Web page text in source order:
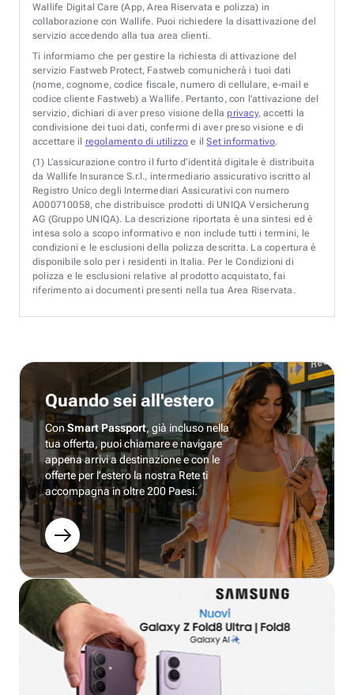
Wallife Digital Care (App, Area Riservata e polizza) in
collaborazione con Wallife. Puoi richiedere la disattivazione del
servizio accedendo alla tua area clienti.
Ti informiamo che per gestire la richiesta di attivazione del
servizio Fastweb Protect, Fastweb comunicherà i tuoi dati
(nome, cognome, codice fiscale, numero di cellulare, e-mail e
codice cliente Fastweb) a Wallife. Pertanto, con l’attivazione del
servizio, dichiari di aver preso visione della privacy, accetti la
condivisione dei tuoi dati, confermi di aver preso visione e di
accettare il regolamento di utilizzo e ilSet informativo.
(1) L’assicurazione contro il furto d’identità digitale è distribuita
da Wallife Insurance S.r.l., intermediario assicurativo iscritto al
Registro Unico degli Intermediari Assicurativi con numero
A000710058, che distribuisce prodotti di UNIQA Versicherung
AG (Gruppo UNIQA). La descrizione riportata è una sintesi ed è
intesa solo a scopo informativo e non include tutti i termini, le
condizioni e le esclusioni della polizza descritta. La copertura è
disponibile solo per i residenti in Italia. Per le Condizioni di
polizza e le esclusioni relative al prodotto acquistato, fai
riferimento ai documenti presenti nella tua Area Riservata.
Quando sei all'estero
ConSmart Passport, già incluso nella
tua offerta, puoi chiamare e navigare
appena arrivi a destinazione e con le
offerte per l’estero la nostra Rete ti
accompagna in oltre 200 Paesi.